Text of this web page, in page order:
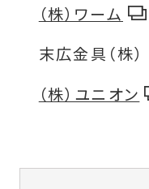
（株）ワーム
末広金具（株）
（株）ユニオン